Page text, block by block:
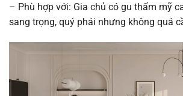
– Phù hợp với: Gia chủ có gu thẩm mỹ
sang trọng, quý phái nhưng không quá